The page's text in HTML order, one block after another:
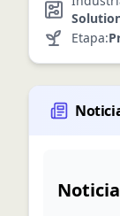
Etapa: